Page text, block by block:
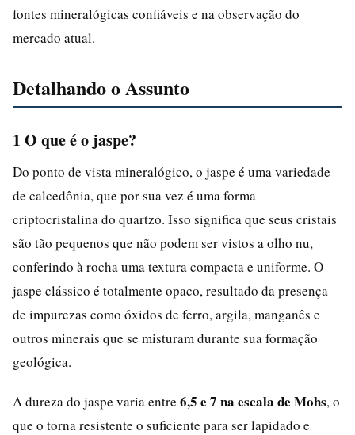
fontes mineralógicas confiáveis e na observação do
mercado atual.
Detalhando o Assunto
1 O que é o jaspe?
Do ponto de vista mineralógico, o jaspe é uma variedade
de calcedônia, que por sua vez é uma forma
criptocristalina do quartzo. Isso significa que seus cristais
são tão pequenos que não podem ser vistos a olho nu,
conferindo à rocha uma textura compacta e uniforme. O
jaspe clássico é totalmente opaco, resultado da presença
de impurezas como óxidos de ferro, argila, manganês e
outros minerais que se misturam durante sua formação
geológica.
A dureza do jaspe varia entre 6,5 e 7 na escala de Mohs, o
que o torna resistente o suficiente para ser lapidado e